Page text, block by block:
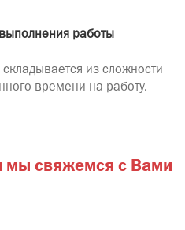
работы
из сложности
времени на работу.
мы свяжемся с Вами